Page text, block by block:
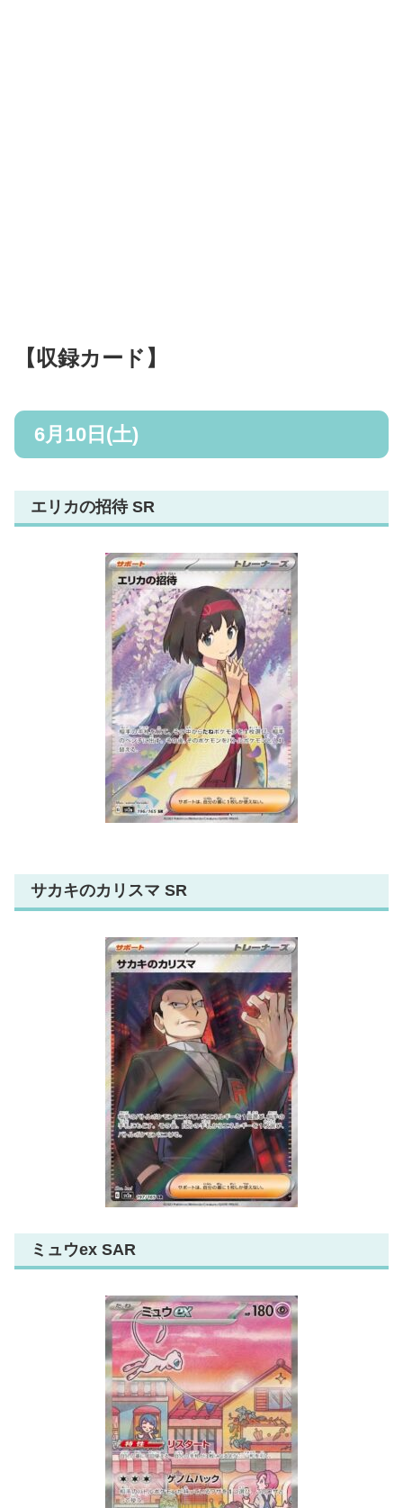
【収録カード】
6月10日(土)
エリカの招待 SR
サカキのカリスマ SR
ミュウex SAR